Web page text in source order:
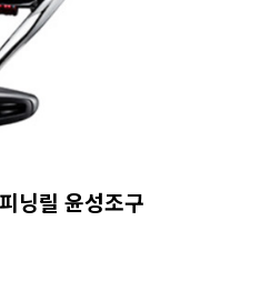
닝릴 윤성조구